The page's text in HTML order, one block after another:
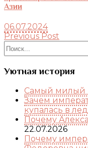
Азии
06.07.2024
Previous Post
Поиск
Уютная история
Самый милый
Зачем
купалась в
Почему
22.07.2026
Почему